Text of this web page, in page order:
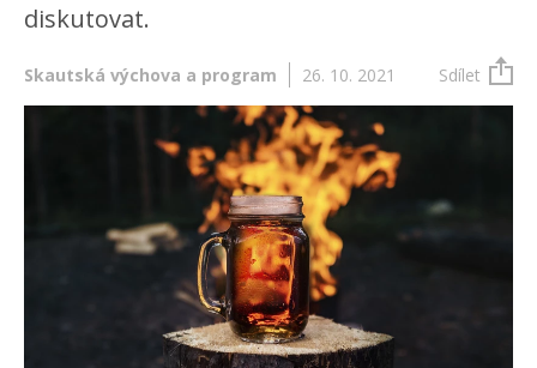
diskutovat.
Skautská výchova a program 26. 10. 2021 Sdílet